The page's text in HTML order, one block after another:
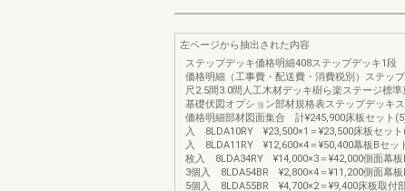
左ページから抽出された内容
ステップデッキ価格明細408ステップデッキ1
価格明細（工事費・配送費・消費税別）ステッ
尺2.5間3.0間人工木材デッキ樹ら楽ステージ標
基礎伏図オプション部材規格表ステップデッキ
価格明細部材図面集合 計¥245,900床板セット
入 8LDA10RY ¥23,500×1＝¥23,500床板セット
入 8LDA11RY ¥12,600×4＝¥50,400幕板Bセッ
枚入 8LDA34RY ¥14,000×3＝¥42,000側面幕板
3個入 8LDA54BR ¥2,800×4＝¥11,200側面幕板
5個入 8LDA55BR ¥4,700×2＝¥9,400床板取付